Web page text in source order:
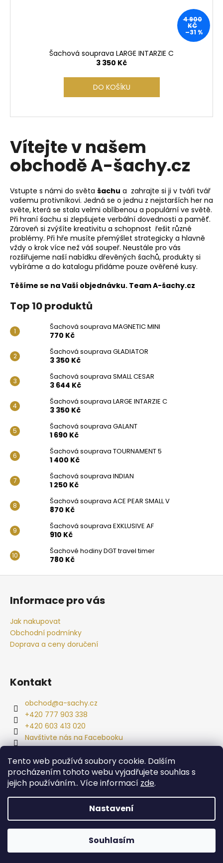
Tento web používá soubory cookie. Dalším
procházením tohoto webu vyjadřujete souhlas s
jejich používáním.. Více informací zde.
Nastavení
Souhlasím
4 900
KČ
–31 %
Šachová souprava LARGE INTARZIE C
3 350 Kč
DO KOŠÍKU
Vítejte v našem
obchodě A-šachy.cz
Vstupte s námi do světa šachu a zahrajte si ji v tváři tvář
vašemu protivníkovi. Jedná se o jednu z nejstarších her na
světe, která se stala velmi oblíbenou a populární ve světě.
Při hraní šachu si zlepšujete verbální dovednosti a paměť.
Zároveň si zvýšíte kreativitu a schopnost řešit různé
problémy. Při hře musíte přemýšlet strategicky a hlavně
vždy o krok více než váš soupeř. Neustále pro vás
rozšiřujeme naší nabídku dřevěných šachů, produkty si
vybíráme a do katalogu přidáme pouze ověřené kusy.
Těšíme se na Vaší objednávku. Team A-šachy.cz
Top 10 produktů
Šachová souprava MAGNETIC MINI
770 Kč
Šachová souprava GLADIATOR
3 350 Kč
Šachová souprava SMALL CESAR
3 644 Kč
Šachová souprava LARGE INTARZIE C
3 350 Kč
Šachová souprava GALANT
1 690 Kč
Šachová souprava TOURNAMENT 5
1 400 Kč
Šachová souprava INDIAN
1 250 Kč
Šachová souprava ACE PEAR SMALL V
870 Kč
Šachová souprava EXKLUSIVE AF
910 Kč
Šachové hodiny DGT travel timer
780 Kč
Informace pro vás
Jak nakupovat
Obchodní podmínky
Doprava a ceny doručení
Kontakt
obchod@a-sachy.cz
+420 777 903 338
+420 603 413 020
Navštivte nás na Facebooku
Facebook
Vytvořil Shoptet
A-ŠACHY.CZ. Všechna práva vyhrazena.